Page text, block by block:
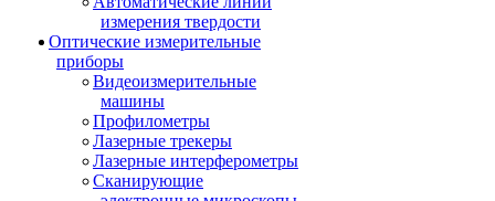
измерения твердости
Оптические измерительные
приборы
Видеоизмерительные
машины
Профилометры
Лазерные трекеры
Лазерные интерферометры
Сканирующие